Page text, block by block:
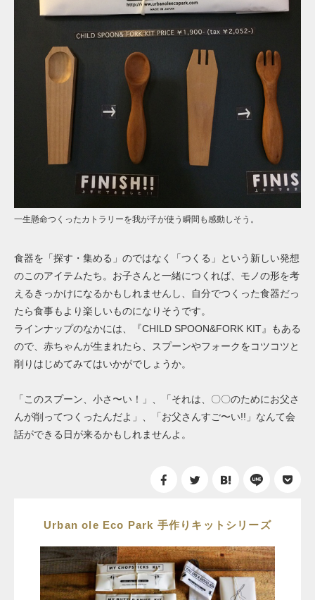
一生懸命つくったカトラリーを我が子が使う瞬間も感動しそう。
食器を「探す・集める」のではなく「つくる」という新しい発想
のこのアイテムたち。お子さんと一緒につくれば、モノの形を考
えるきっかけになるかもしれませんし、自分でつくった食器だっ
たら食事もより楽しいものになりそうです。
ラインナップのなかには、『CHILD SPOON&FORK KIT』もある
ので、赤ちゃんが生まれたら、スプーンやフォークをコツコツと
削りはじめてみてはいかがでしょうか。
「このスプーン、小さ〜い！」、「それは、〇〇のためにお父さ
んが削ってつくったんだよ」、「お父さんすご〜い!!」なんて会
話ができる日が来るかもしれませんよ。
Urban ole Eco Park 手作りキットシリーズ